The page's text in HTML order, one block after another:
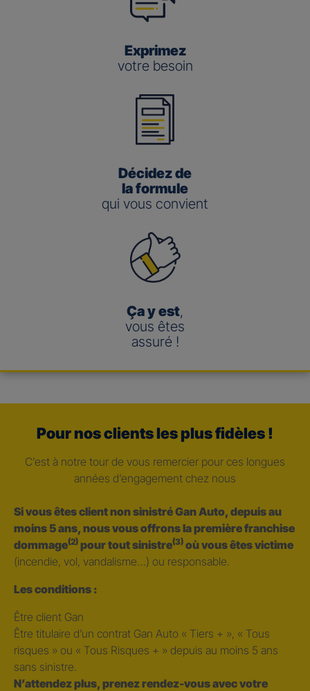
Exprimez
votre besoin
Décidez de
la formule
qui vous convient
Ça y est,
vous êtes
assuré !
Pour nos clients les plus fidèles !
C’est à notre tour de vous remercier pour ces longues
années d’engagement chez nous
Si vous êtes client non sinistré Gan Auto, depuis au
moins 5 ans, nous vous offrons la première franchise
dommage(2) pour tout sinistre(3) où vous êtes victime
(incendie, vol, vandalisme…) ou responsable.
Les conditions :
Être client Gan
Être titulaire d’un contrat Gan Auto « Tiers + », « Tous
risques » ou « Tous Risques + » depuis au moins 5 ans
sans sinistre.
N’attendez plus, prenez rendez-vous avec votre